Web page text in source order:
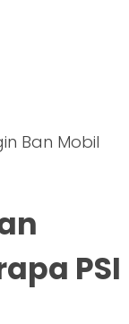
Ban Mobil
PSI